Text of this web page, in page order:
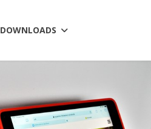
DOWNLOADS